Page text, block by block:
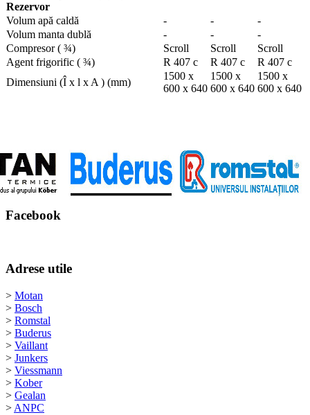
Rezervor
Volum apă caldă
- -
-
Volum manta dublă
- -
-
Compresor ( ¾)
Scroll Scroll
Scroll
Agent frigorific ( ¾)
R 407 c R 407 c
R 407 c
Dimensiuni (Î x l x A ) (mm)
1500 x
600 x 640
1500 x
600 x 640
1500 x
600 x 640
Facebook
Adrese utile
> Motan
> Bosch
> Romstal
> Buderus
> Vaillant
> Junkers
> Viessmann
> Kober
> Gealan
> ANPC